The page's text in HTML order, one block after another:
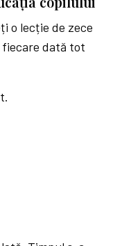
o lecție de zece
fiecare dată tot